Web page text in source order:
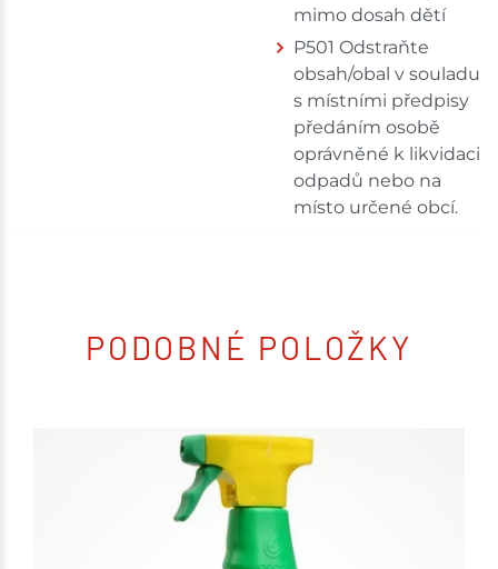
mimo dosah dětí
P501 Odstraňte
obsah/obal v souladu
s místními předpisy
předáním osobě
oprávněné k likvidaci
odpadů nebo na
místo určené obcí.
PODOBNÉ POLOŽKY